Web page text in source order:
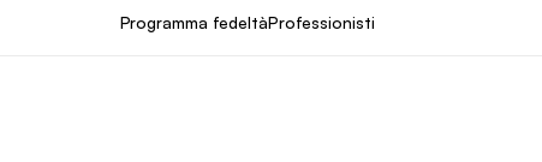
Programma fedeltàProfessionisti